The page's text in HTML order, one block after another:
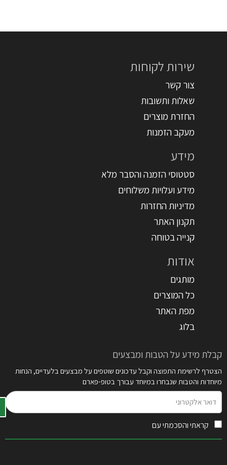
שירות לקוחות
צור קשר
שאלות ותשובות
החזרת מוצרים
מעקב הזמנות
מידע
סטטוסי הזמנה והסבר מלא
מידע ועלויות משלוחים
מדיניות החזרות
תקנון האתר
קנייה בטוחה
אודות
מותגים
כל המוצרים
מפת האתר
בלוג
קבלת מידע על הטבות ומבצעים
הצטרף לרשימת התפוצה וקבל עדכונים שוטפים על מבצעים בלעדיים, הנחות
מיוחדות והטבות שנבחרו במיוחד עבורך בטופ-פארם
אלקטרוני
קראתי והסכמתי עם